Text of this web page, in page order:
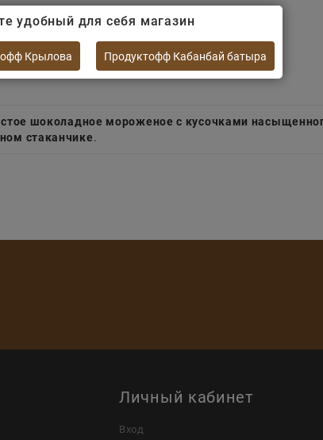
шоколадное мороженое с кусочками
стаканчике.
Личный кабинет
Вход
удобный для себя магазин
Крылова Продуктофф Кабанбай батыра